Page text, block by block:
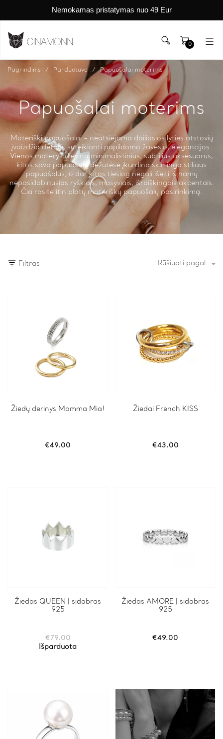
Nemokamas pristatymas nuo 49 Eur
0
Papuošalai moterims
Moteriški papuošalai – neatsiejama dailiosios lyties atstovių
įvaizdžio detalė, suteikianti papildomo žavesio, elegancijos.
Vienos moterys dievina minimalistinius, subtilius aksesuarus,
kitos savo papuošalų dėžutėse įkurdina skirtingo stiliaus
papuošalus, o dar kitos tiesiog negali išeiti iš namų
nepasidabinusios ryškiais, masyviais, išraiškingais akcentais.
Čia rasite itin platų moteriškų papuošalų pasirinkimą.
Pagrindinis Parduotuvė Papuošalai moterims
Filtras Rūšiuoti pagal
Žiedų derinys Mamma Mia!
€49.00
Žiedai French KISS
€43.00
Žiedas QUEEN | sidabras
925
€ 79.00
Išparduota
Žiedas AMORE | sidabras
925
€49.00